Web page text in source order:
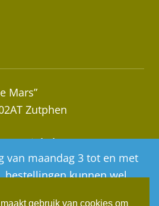
van maandag 3 tot en met
bestellingen kunnen wel
worden vanaf
Mars”
Zutphen
winkel!
op afspraak!
gebruik van cookies om